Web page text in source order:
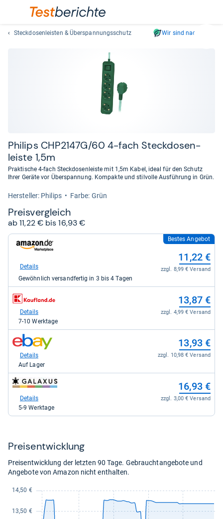
sich
Steckdosenleisten & Überspannungsschutz Wir sind nachhaltig
Phi­lips CHP2147G/60 4-​fach Steck­do­sen­
leiste 1,5m
Praktische 4-fach Steckdosenleiste mit 1,5m Kabel, ideal für den Schutz
Ihrer Geräte vor Überspannung. Kompakte und stilvolle Ausführung in Grün.
Her­stel­ler: Philips Farbe: Grün
Preis­ver­gleich
ab 11,22 € bis 16,93 €
zum
Shop:
Amazon.de
11,22
Bestes Angebot
11,22 €
zzgl. 8,99 € Versand
Details
Gewöhnlich versandfertig in 3 bis 4 Tagen
zum
Shop:
Kaufland
13,87
kaufen.
13,87 €
zzgl. 4,99 € Versand
Details
7-10 Werktage
zum
Shop:
eBay
13,93
kaufen.
13,93 €
zzgl. 10,98 € Versand
Details
Auf Lager
zum
Shop:
galaxus
16,93 €
zzgl. 3,00 € Versand
Details
5-9 Werktage
Preis­ent­wick­lung
Preisentwicklung der letzten 90 Tage. Gebrauchtangebote und
Angebote von Amazon nicht enthalten.